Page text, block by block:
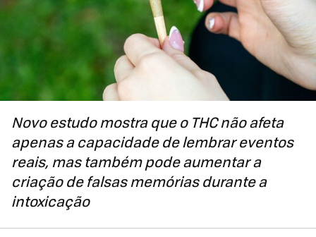
Novo estudo mostra que o THC não afeta
apenas a capacidade de lembrar eventos
reais, mas também pode aumentar a
criação de falsas memórias durante a
intoxicação